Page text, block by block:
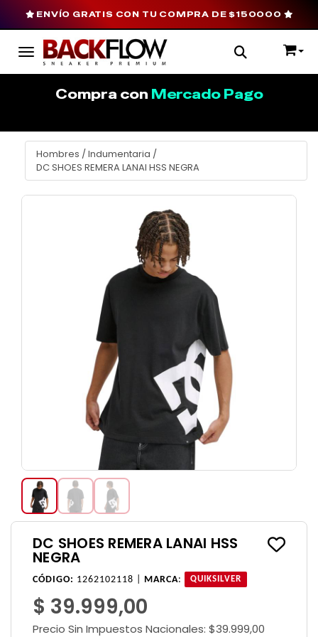
Toggle navigation
ENVÍO GRATIS CON TU COMPRA DE $150000
Compra con Mercado Pago
Hombres / Indumentaria /
DC SHOES REMERA LANAI HSS NEGRA
DC SHOES REMERA LANAI HSS
NEGRA
CÓDIGO: 1262102118 | MARCA: QUIKSILVER
$ 39.999,00
Precio Sin Impuestos Nacionales: $39.999,00